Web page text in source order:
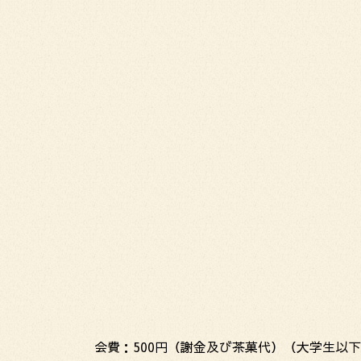
会費：500円（謝金及び茶菓代）（大学生以